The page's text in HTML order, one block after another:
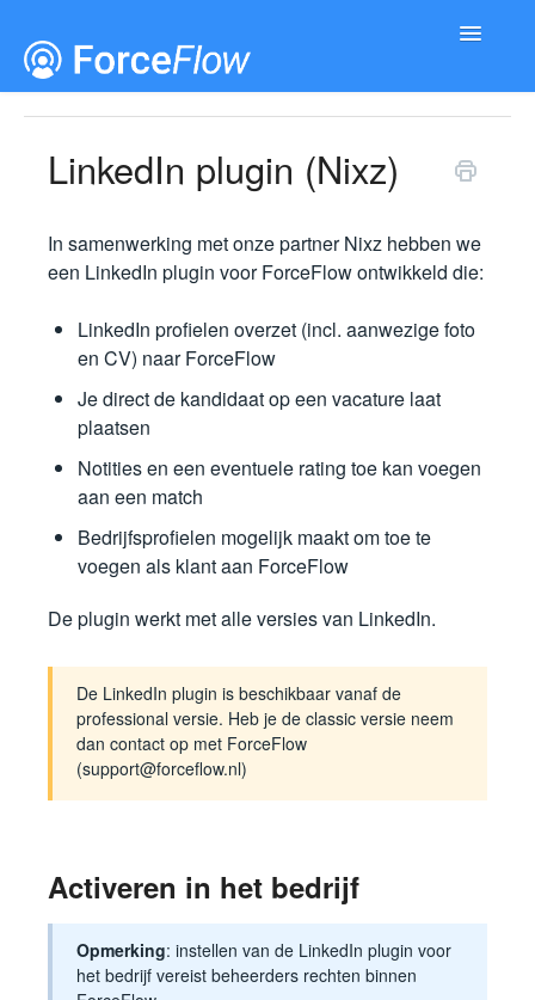
Toggle
LinkedIn plugin (Nixz)
In samenwerking met onze partner Nixz hebben we
een LinkedIn plugin voor ForceFlow ontwikkeld die:
LinkedIn profielen overzet (incl. aanwezige foto
en CV) naar ForceFlow
Je direct de kandidaat op een vacature laat
plaatsen
Notities en een eventuele rating toe kan voegen
aan een match
Bedrijfsprofielen mogelijk maakt om toe te
voegen als klant aan ForceFlow
De plugin werkt met alle versies van LinkedIn.
De LinkedIn plugin is beschikbaar vanaf de
professional versie. Heb je de classic versie neem
dan contact op met ForceFlow
(support@forceflow.nl)
Activeren in het bedrijf
Opmerking: instellen van de LinkedIn plugin voor
het bedrijf vereist beheerders rechten binnen